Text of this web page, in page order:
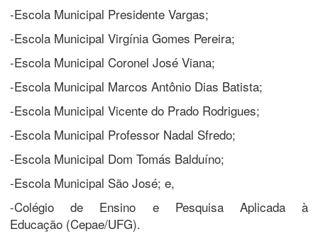
-Escola Municipal Presidente Vargas;
-Escola Municipal Virgínia Gomes Pereira;
-Escola Municipal Coronel José Viana;
-Escola Municipal Marcos Antônio Dias Batista;
-Escola Municipal Vicente do Prado Rodrigues;
-Escola Municipal Professor Nadal Sfredo;
-Escola Municipal Dom Tomás Balduíno;
-Escola Municipal São José; e,
-Colégio de Ensino e Pesquisa Aplicada à
Educação (Cepae/UFG).